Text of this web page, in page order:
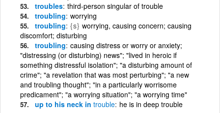
troubles third-person singular of trouble
troubling worrying
troubling {s} worrying, causing concern; causing
discomfort; disturbing
troubling causing distress or worry or anxiety;
"distressing (or disturbing) news"; "lived in heroic if
something distressful isolation"; "a disturbing amount of
crime"; "a revelation that was most perturbing"; "a new
and troubling thought"; "in a particularly worrisome
predicament"; "a worrying situation"; "a worrying time"
up to his neck in trouble he is in deep trouble